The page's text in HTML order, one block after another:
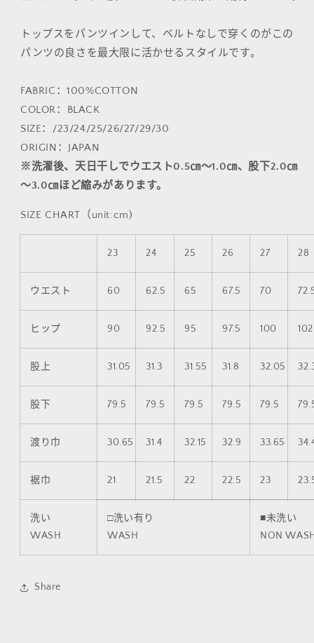
トップスをパンツインして、ベルトなしで穿くのがこの
パンツの良さを最大限に活かせるスタイルです。
FABRIC：100%COTTON
COLOR：BLACK
SIZE：/23/24/25/26/27/29/30
ORIGIN：JAPAN
※洗濯後、天日干しでウエスト0.5㎝～1.0㎝、股下2.0㎝
～3.0㎝ほど縮みがあります。
SIZE CHART（unit:cm)
23 24 25 26 27 28
ウエスト 60 62.5 65 67.5 70
ヒップ 90 92.5 95 97.5 100
股上 31.05 31.3 31.55 31.8 32.05
股下 79.5 79.5 79.5 79.5 79.5
渡り巾 30.65 31.4 32.15 32.9 33.65
裾巾 21 21.5 22 22.5 23
洗い
WASH
□洗い有り
WASH
■未洗い
NON
Share